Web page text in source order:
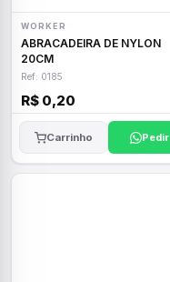
WORKER
ABRACADEIRA DE NYLON
20CM
Ref: 0185
R$ 0,20
Carrinho Pedir